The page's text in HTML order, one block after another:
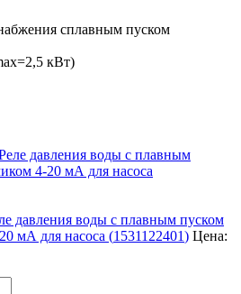
сплавным пуском
кВт)
давления воды с плавным пуском
мА для насоса (1531122401) Цена: